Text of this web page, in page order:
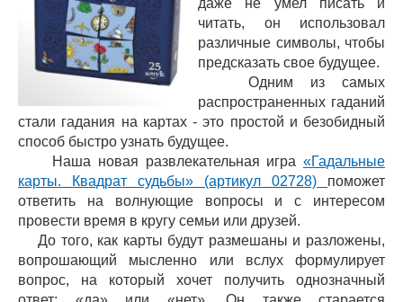
даже не умел писать и
читать, он использовал
различные символы, чтобы
предсказать свое будущее.
Одним из самых
распространенных гаданий
стали гадания на картах - это простой и безобидный
способ быстро узнать будущее.
Наша новая развлекательная игра «Гадальные
карты. Квадрат судьбы» (артикул 02728)
поможет
ответить на волнующие вопросы и с интересом
провести время в кругу семьи или друзей.
До того, как карты будут размешаны и разложены,
вопрошающий мысленно или вслух формулирует
вопрос, на который хочет получить однозначный